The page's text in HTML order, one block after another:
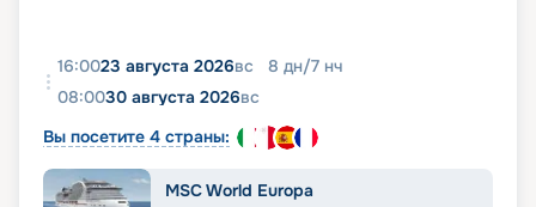
16:0023 августа 2026вс 8 дн/7 нч
08:0030 августа 2026вс
Вы посетите 4 страны:
MSC World Europa